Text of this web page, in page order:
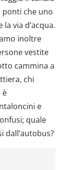
ponti che uno
via d’acqua.
inoltre
vestite
cammina a
chi
è
e
quale
dall’autobus?